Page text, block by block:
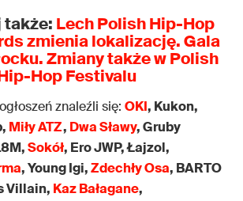
także: Lech Polish Hip-Hop
zmienia lokalizację. Gala
Zmiany także w Polish
Hop Festivalu
znaleźli się: OKI, Kukon,
Miły ATZ, Dwa Sławy, Gruby
Sokół, Ero JWP, Łajzol,
, Young Igi,Zdechły Osa, BARTO
Villain, Kaz Bałagane,